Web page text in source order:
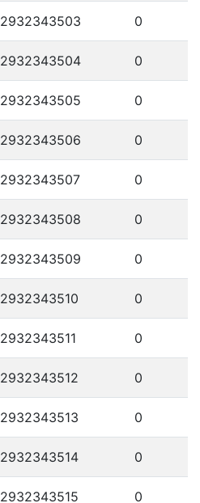
2932343503 0
2932343504 0
2932343505 0
2932343506 0
2932343507 0
2932343508 0
2932343509 0
2932343510 0
2932343511 0
2932343512 0
2932343513 0
2932343514 0
2932343515 0